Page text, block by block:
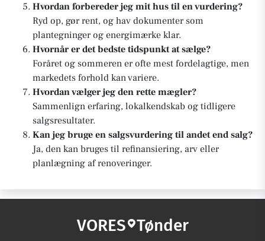
Hvordan forbereder jeg mit hus til en vurdering?
Ryd op, gør rent, og hav dokumenter som
plantegninger og energimærke klar.
Hvornår er det bedste tidspunkt at sælge?
Foråret og sommeren er ofte mest fordelagtige, men
markedets forhold kan variere.
Hvordan vælger jeg den rette mægler?
Sammenlign erfaring, lokalkendskab og tidligere
salgsresultater.
Kan jeg bruge en salgsvurdering til andet end salg?
Ja, den kan bruges til refinansiering, arv eller
planlægning af renoveringer.
VORES Tønder